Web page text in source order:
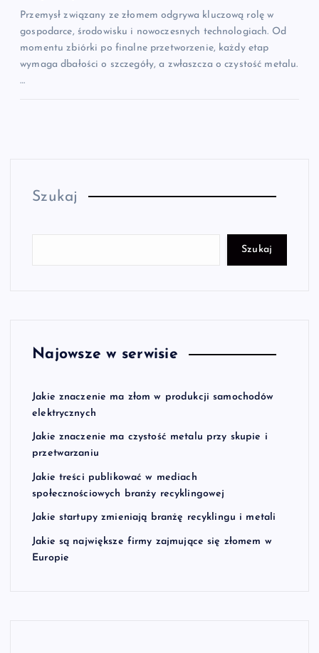
Przemysł związany ze złomem odgrywa kluczową rolę w
gospodarce, środowisku i nowoczesnych technologiach. Od
momentu zbiórki po finalne przetworzenie, każdy etap
wymaga dbałości o szczegóły, a zwłaszcza o czystość metalu.
…
Szukaj
Szukaj
Najowsze w serwisie
Jakie znaczenie ma złom w produkcji samochodów
elektrycznych
Jakie znaczenie ma czystość metalu przy skupie i
przetwarzaniu
Jakie treści publikować w mediach
społecznościowych branży recyklingowej
Jakie startupy zmieniają branżę recyklingu i metali
Jakie są największe firmy zajmujące się złomem w
Europie